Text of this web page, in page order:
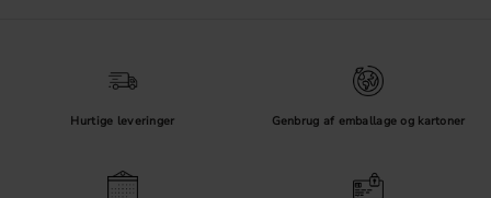
Hurtige leveringer Genbrug af emballage og kartoner